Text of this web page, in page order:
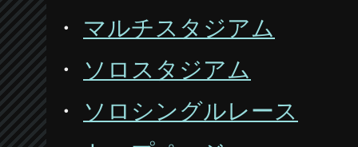
・ マルチスタジアム
・
ソロスタジアム
・
ソロシングルレース